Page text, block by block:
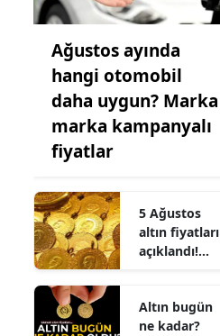
Ağustos ayında
hangi otomobil
daha uygun? Marka
marka kampanyalı
fiyatlar
5 Ağustos
altın fiyatları
açıklandı!
son durum
Altın bugün
ne kadar?